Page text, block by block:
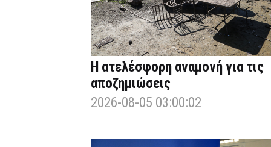
Η ατελέσφορη αναμονή για τις
αποζημιώσεις
2026-08-05 03:00:02